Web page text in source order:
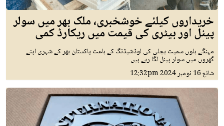
خریداروں کیلئے خوشخبری، ملک بھر میں سولر
پینل اور بیٹری کی قیمت میں ریکارڈ کمی
مہنگے بلوں سمیت بجلی کی لوڈشیڈنگ کے باعث پاکستان بھر کے شہری اپنے
گھروں میں سولر پینل لگا رہے ہیں
شائع16 نومبر 2024 12:32pm